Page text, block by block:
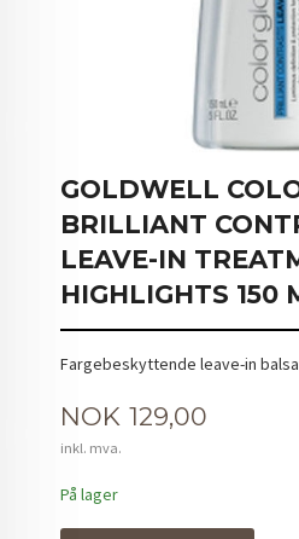
GOLDWELL
BRILLIANT
LEAVE-IN
HIGHLIGHTS 150
Fargebeskyttende leave-in
Pris
NOK 129,00
inkl. mva.
På lager